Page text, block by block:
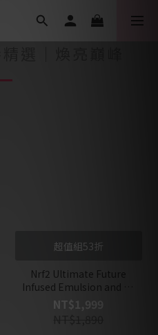
超值組53折
Nrf2 Ultimate Future
Infused Emulsion and R-
EXO Nrf2 Ultimate
Future Mask Set
NT$1,999